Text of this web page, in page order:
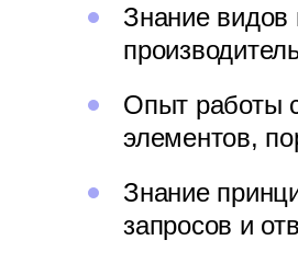
Знание видов
Опыт работы
элементов,
Знание
запросов и